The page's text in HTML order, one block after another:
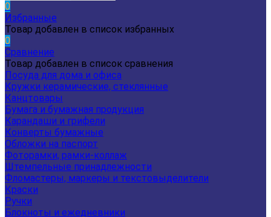
0
Избранные
Товар добавлен в список избранных
0
Сравнение
Товар добавлен в список сравнения
Посуда для дома и офиса
Кружки керамические, стеклянные
Канцтовары
Бумага и бумажная продукция
Карандаши и грифели
Конверты бумажные
Обложки на паспорт
Фоторамки, рамки-коллаж
Штемпельные принадлежности
Фломастеры, маркеры и текстовыделители
Краски
Ручки
Блокноты и ежедневники